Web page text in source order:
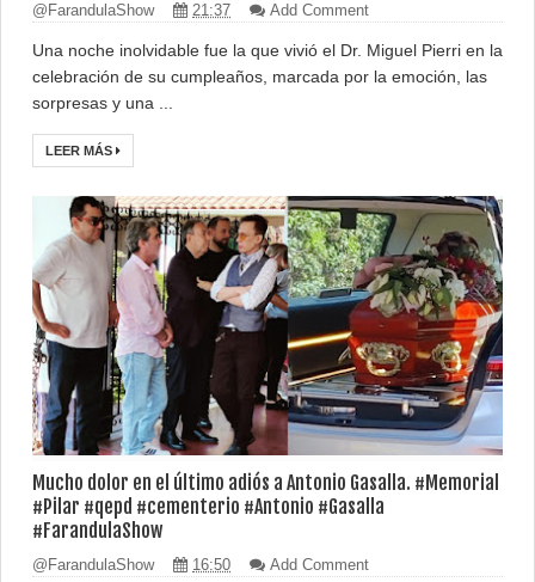
@FarandulaShow 21:37 Add Comment
Una noche inolvidable fue la que vivió el Dr. Miguel Pierri en la
celebración de su cumpleaños, marcada por la emoción, las
sorpresas y una ...
LEER MÁS
Mucho dolor en el último adiós a Antonio Gasalla. #Memorial
#Pilar #qepd #cementerio #Antonio #Gasalla
#FarandulaShow
@FarandulaShow 16:50 Add Comment